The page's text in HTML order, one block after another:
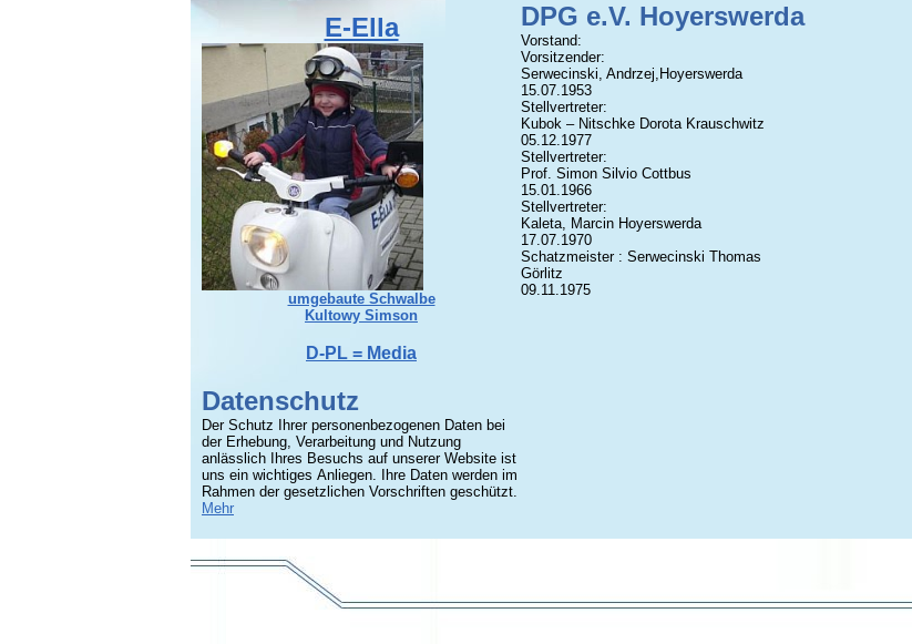
E-Ella
umgebaute Schwalbe
Kultowy Simson
D-PL = Media
Datenschutz
Der Schutz Ihrer personenbezogenen Daten bei
der Erhebung, Verarbeitung und Nutzung
anlässlich Ihres Besuchs auf unserer Website ist
uns ein wichtiges Anliegen. Ihre Daten werden im
Rahmen der gesetzlichen Vorschriften geschützt.
Mehr
DPG e.V. Hoyerswerda
Vorstand:
Vorsitzender:
Serwecinski, Andrzej,Hoyerswerda
15.07.1953
Stellvertreter:
Kubok – Nitschke Dorota Krauschwitz
05.12.1977
Stellvertreter:
Prof. Simon Silvio Cottbus
15.01.1966
Stellvertreter:
Kaleta, Marcin Hoyerswerda
17.07.1970
Schatzmeister : Serwecinski Thomas
Görlitz
09.11.1975